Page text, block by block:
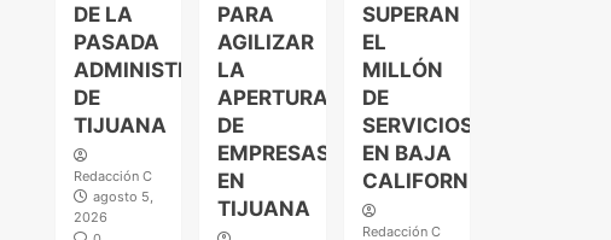
DE LA
PASADA
ADMINISTRACIÓN
DE
TIJUANA
Redacción C
agosto 5,
2026
PARA
AGILIZAR
LA
APERTURA
DE
EMPRESAS
EN
TIJUANA
SUPERAN
EL
MILLÓN
DE
SERVICIOS
EN BAJA
CALIFORNIA
Redacción C